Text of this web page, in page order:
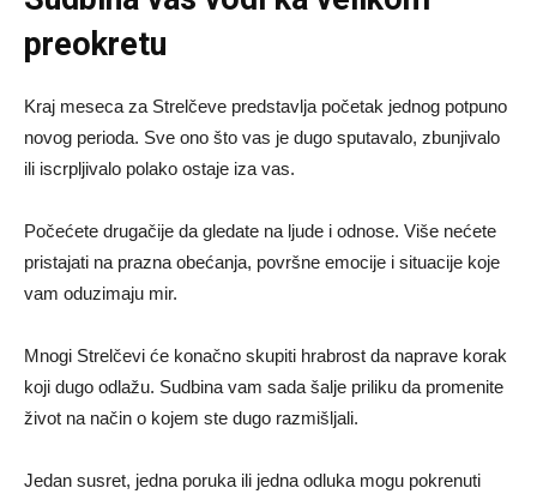
preokretu
Kraj meseca za Strelčeve predstavlja početak jednog potpuno
novog perioda. Sve ono što vas je dugo sputavalo, zbunjivalo
ili iscrpljivalo polako ostaje iza vas.
Počećete drugačije da gledate na ljude i odnose. Više nećete
pristajati na prazna obećanja, površne emocije i situacije koje
vam oduzimaju mir.
Mnogi Strelčevi će konačno skupiti hrabrost da naprave korak
koji dugo odlažu. Sudbina vam sada šalje priliku da promenite
život na način o kojem ste dugo razmišljali.
Jedan susret, jedna poruka ili jedna odluka mogu pokrenuti